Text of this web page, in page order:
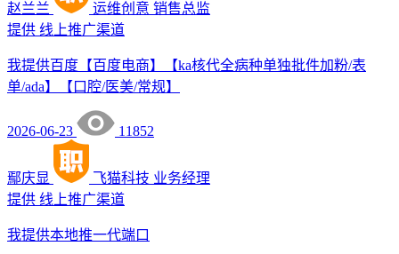
赵兰兰 运维创意 销售总监
提供 线上推广渠道
我提供百度【百度电商】【ka核代全病种单独批件加粉/表
单/ada】【口腔/医美/常规】
2026-06-23 11852
鄢庆显 飞猫科技 业务经理
提供 线上推广渠道
我提供本地推一代端口